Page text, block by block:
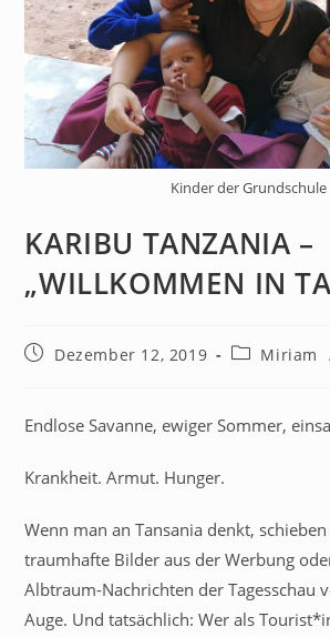
Kinder der Grundschule
KARIBU TANZANIA –
„WILLKOMMEN IN
Dezember 12, 2019 Miriam
Endlose Savanne, ewiger Sommer,
Krankheit. Armut. Hunger.
Wenn man an Tansania denkt,
traumhafte Bilder aus der Werbung
Albtraum-Nachrichten der Tagesschau
Auge. Und tatsächlich: Wer als